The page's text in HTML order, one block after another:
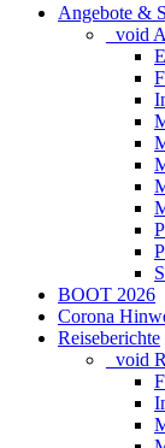
Angebote &
_void
BOOT 2026
Corona
Reiseberichte
_void